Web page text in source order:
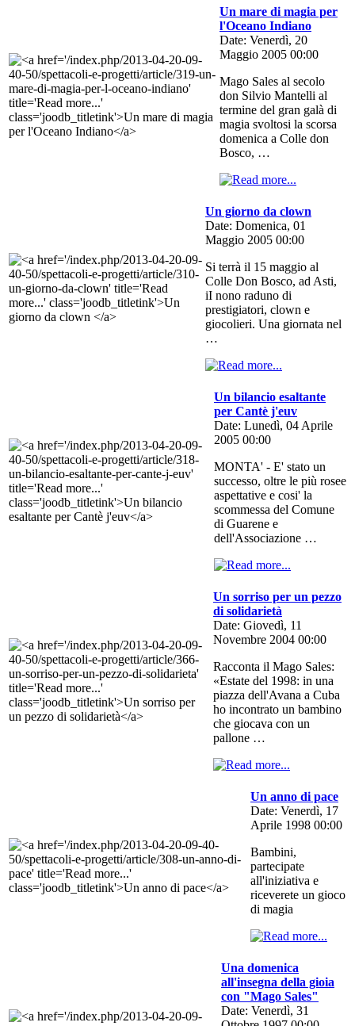
Un mare di magia per
l'Oceano Indiano
Date: Venerdì, 20
Maggio 2005 00:00
Mago Sales al secolo
don Silvio Mantelli al
termine del gran galà di
magia svoltosi la scorsa
domenica a Colle don
Bosco, …
Un giorno da clown
Date: Domenica, 01
Maggio 2005 00:00
Si terrà il 15 maggio al
Colle Don Bosco, ad Asti,
iI nono raduno di
prestigiatori, clown e
giocolieri. Una giornata nel
…
Un bilancio esaltante
per Cantè j'euv
Date: Lunedì, 04 Aprile
2005 00:00
MONTA' - E' stato un
successo, oltre le più rosee
aspettative e cosi' la
scommessa del Comune
di Guarene e
dell'Associazione …
Un sorriso per un pezzo
di solidarietà
Date: Giovedì, 11
Novembre 2004 00:00
Racconta il Mago Sales:
«Estate del 1998: in una
piazza dell'Avana a Cuba
ho incontrato un bambino
che giocava con un
pallone …
Un anno di pace
Date: Venerdì, 17
Aprile 1998 00:00
Bambini,
partecipate
all'iniziativa e
riceverete un gioco
di magia
Una domenica
all'insegna della gioia
con "Mago Sales"
Date: Venerdì, 31